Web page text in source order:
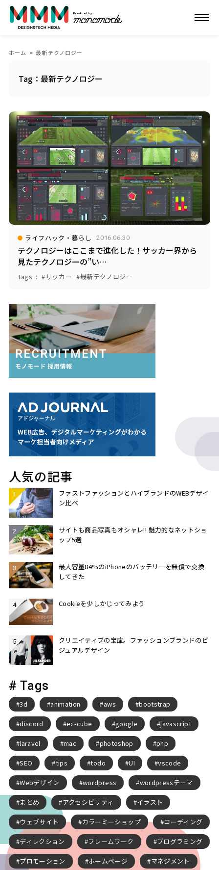
Produced by
ホーム > 最新テクノロジー
Tag：最新テクノロジー
ライフハック・暮らし 2016.06.30
テクノロジーはここまで進化した！サッカー界から
見たテクノロジーの”い…
Tags サッカー 最新テクノロジー
人気の記事
ファストファッションとハイブランドのWEBデザイ
ン比べ
サイトも商品写真もオシャレ!! 魅力的なネットショ
ップ5選
最大容量84%のiPhoneのバッテリーを無償で交換
してきた
Cookieを少しかじってみよう
クリエイティブの宝庫。ファッションブランドのビ
ジュアルデザイン
# Tags
3d animation aws bootstrap
discord ec-cube google javascript
laravel mac photoshop php
SEO tips todo UI vscode
Webデザイン wordpress wordpressテーマ
まとめ アクセシビリティ イラスト
ウェブサイト カラーミーショップ コーディング
ディレクション フレームワーク プログラミング
プロモーション ホームページ マネジメント